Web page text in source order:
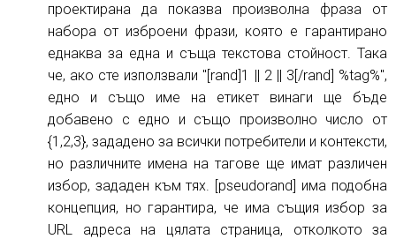
проектирана да показва произволна фраза от
набора от изброени фрази, която е гарантирано
еднаква за една и съща текстова стойност. Така
че, ако сте използвали "[rand]1 || 2 || 3[/rand] %tag%",
едно и също име на етикет винаги ще бъде
добавено с едно и също произволно число от
{1,2,3}, зададено за всички потребители и контексти,
но различните имена на тагове ще имат различен
избор, зададен към тях. [pseudorand] има подобна
концепция, но гарантира, че има същия избор за
URL адреса на цялата страница, отколкото за